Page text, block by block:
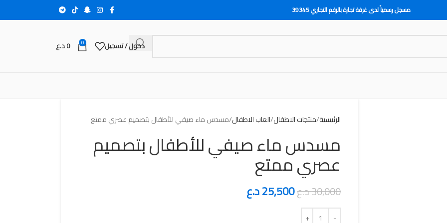
مسجل رسمياً لدى غرفة تجارة بالرقم التجاري 39345
دخول / تسجيل 0
0د.ع
الرئيسية منتجات الاطفال العاب الاطفال مسدس ماء صيفي للأطفال بتصميم عصري ممتع
مسدس ماء صيفي للأطفال بتصميم
عصري ممتع
30,000د.ع25,500د.ع